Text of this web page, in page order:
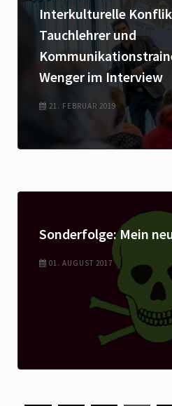
Interkulturelle
Tauchlehrer und
Wenger im Interview
21. FEBRUAR 2019
Sonderfolge: Mein
01. AUGUST 2017